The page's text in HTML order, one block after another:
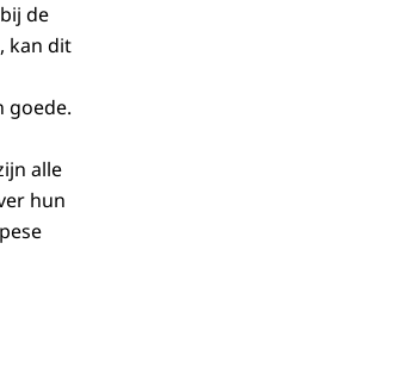
de
kan dit
goede.
alle
hun